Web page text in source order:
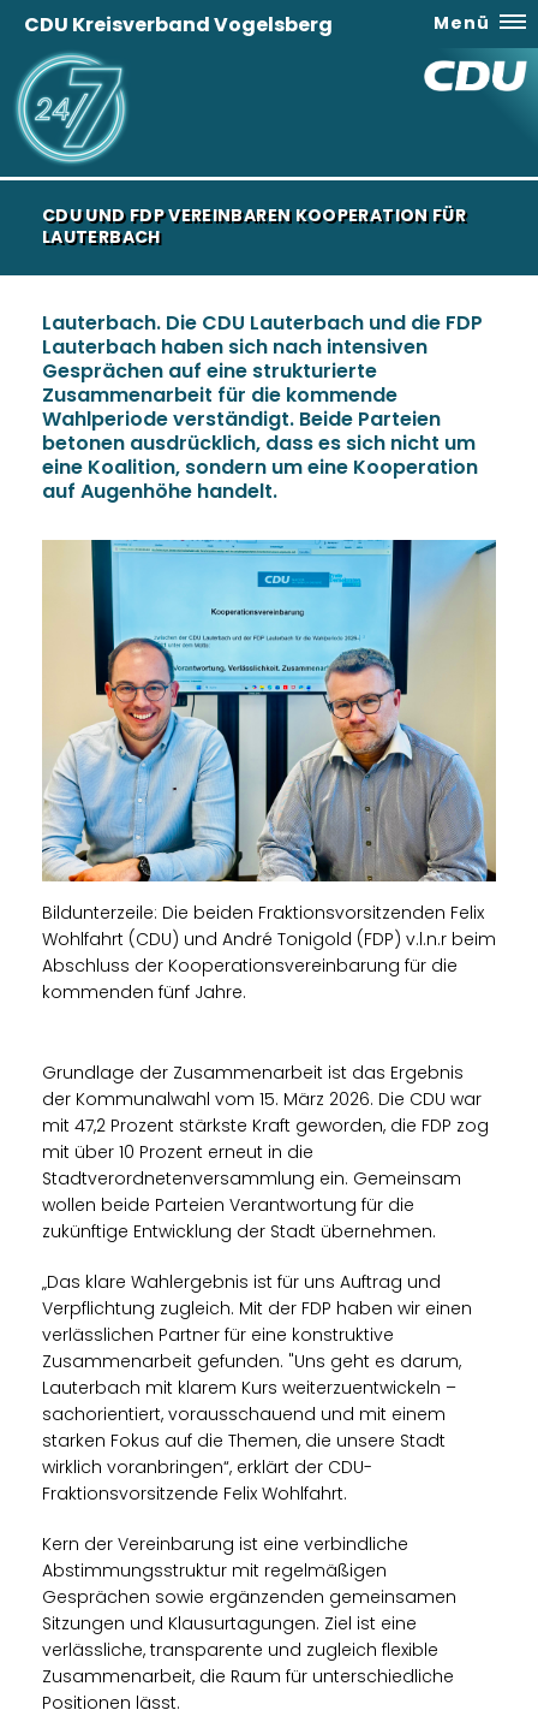
CDU Kreisverband Vogelsberg Menü
CDU UND FDP VEREINBAREN KOOPERATION FÜR
LAUTERBACH
Lauterbach. Die CDU Lauterbach und die FDP
Lauterbach haben sich nach intensiven
Gesprächen auf eine strukturierte
Zusammenarbeit für die kommende
Wahlperiode verständigt. Beide Parteien
betonen ausdrücklich, dass es sich nicht um
eine Koalition, sondern um eine Kooperation
auf Augenhöhe handelt.
Bildunterzeile: Die beiden Fraktionsvorsitzenden Felix
Wohlfahrt (CDU) und André Tonigold (FDP) v.l.n.r beim
Abschluss der Kooperationsvereinbarung für die
kommenden fünf Jahre.
Grundlage der Zusammenarbeit ist das Ergebnis
der Kommunalwahl vom 15. März 2026. Die CDU war
mit 47,2 Prozent stärkste Kraft geworden, die FDP zog
mit über 10 Prozent erneut in die
Stadtverordnetenversammlung ein. Gemeinsam
wollen beide Parteien Verantwortung für die
zukünftige Entwicklung der Stadt übernehmen.
Das klare Wahlergebnis ist für uns Auftrag und
Verpflichtung zugleich. Mit der FDP haben wir einen
verlässlichen Partner für eine konstruktive
Zusammenarbeit gefunden. "Uns geht es darum,
Lauterbach mit klarem Kurs weiterzuentwickeln –
sachorientiert, vorausschauend und mit einem
starken Fokus auf die Themen, die unsere Stadt
wirklich voranbringen“, erklärt der CDU-
Fraktionsvorsitzende Felix Wohlfahrt.
Kern der Vereinbarung ist eine verbindliche
Abstimmungsstruktur mit regelmäßigen
Gesprächen sowie ergänzenden gemeinsamen
Sitzungen und Klausurtagungen. Ziel ist eine
verlässliche, transparente und zugleich flexible
Zusammenarbeit, die Raum für unterschiedliche
Positionen lässt.